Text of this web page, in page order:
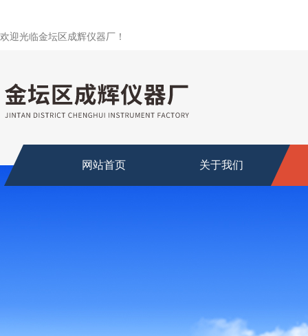
欢迎光临金坛区成辉仪器厂！
网站首页 关于我们